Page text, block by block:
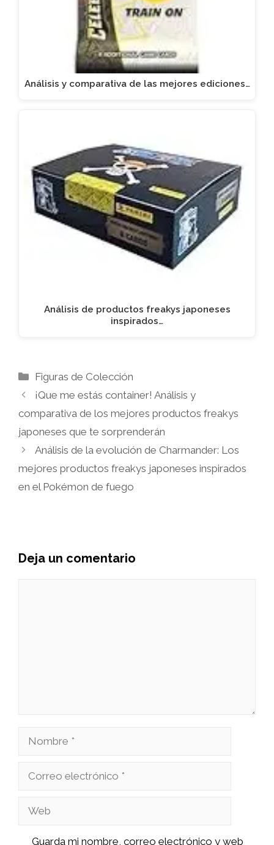
Análisis y comparativa de las mejores ediciones…
Análisis de productos freakys japoneses
inspirados…
Categorías
Figuras de Colección
¡Que me estás container! Análisis y
comparativa de los mejores productos freakys
japoneses que te sorprenderán
Análisis de la evolución de Charmander: Los
mejores productos freakys japoneses inspirados
en el Pokémon de fuego
Deja un comentario
Nombre
Correo
Web
Guarda mi nombre, correo electrónico y web